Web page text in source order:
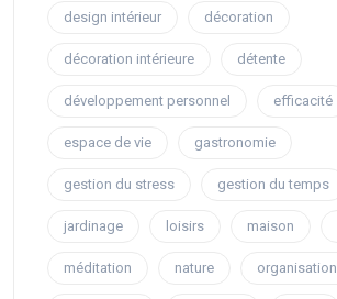
design intérieur décoration
décoration intérieure détente
développement personnel efficacité
espace de vie gastronomie
gestion du stress gestion du temps
jardinage loisirs maison
méditation nature organisation